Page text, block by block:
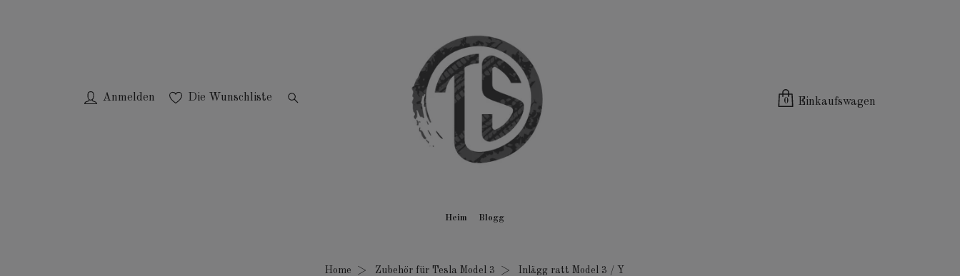
Anmelden Die Wunschliste 0 Einkaufswagen
Heim Blogg
Home Zubehör für Tesla Model 3 Inlägg ratt Model 3 / Y